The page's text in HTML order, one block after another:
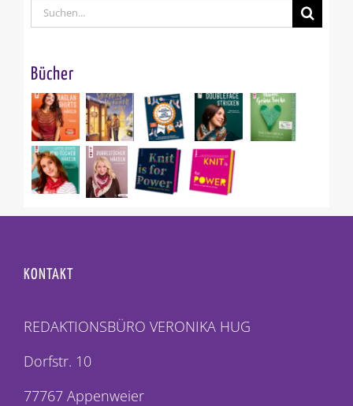
Suche
nach:
Bücher
KONTAKT
REDAKTIONSBÜRO VERONIKA HUG
Dorfstr. 10
77767 Appenweier